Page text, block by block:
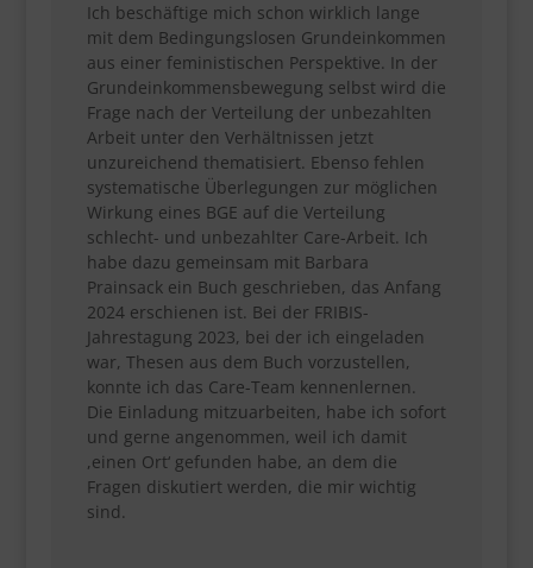
Ich beschäftige mich schon wirklich lange
mit dem Bedingungslosen Grundeinkommen
aus einer feministischen Perspektive. In der
Grundeinkommensbewegung selbst wird die
Frage nach der Verteilung der unbezahlten
Arbeit unter den Verhältnissen jetzt
unzureichend thematisiert. Ebenso fehlen
systematische Überlegungen zur möglichen
Wirkung eines BGE auf die Verteilung
schlecht- und unbezahlter Care-Arbeit. Ich
habe dazu gemeinsam mit Barbara
Prainsack ein Buch geschrieben, das Anfang
2024 erschienen ist. Bei der FRIBIS-
Jahrestagung 2023, bei der ich eingeladen
war, Thesen aus dem Buch vorzustellen,
konnte ich das Care-Team kennenlernen.
Die Einladung mitzuarbeiten, habe ich sofort
und gerne angenommen, weil ich damit
,einen Ort‘ gefunden habe, an dem die
Fragen diskutiert werden, die mir wichtig
sind.